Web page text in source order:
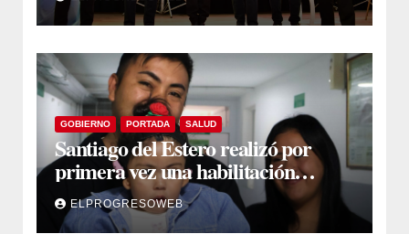
en Fernández
GOBIERNO PORTADA SALUD
Santiago del Estero realizó por
primera vez una habilitación
auditiva con vincha de conducción
óseaELPROGRESOWEB